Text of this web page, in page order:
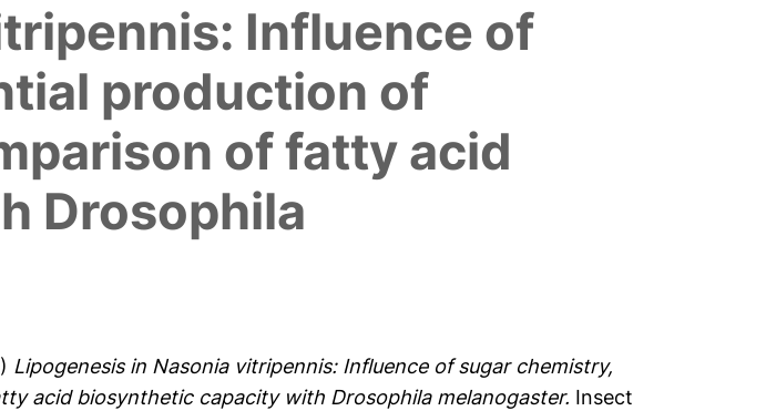
Influence of
production of
of fatty acid
Drosophila
Lipogenesis in Nasonia vitripennis: Influence of sugar chemistry,
acid biosynthetic capacity with Drosophila melanogaster. Insect